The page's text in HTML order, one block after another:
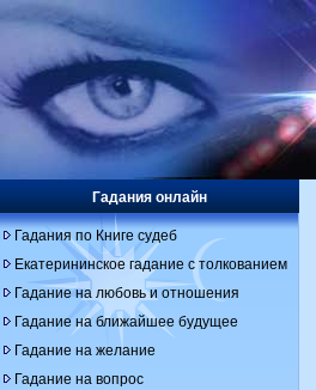
Гадания онлайн
Гадания по Книге судеб
Екатерининское гадание с толкованием
Гадание на любовь и отношения
Гадание на ближайшее будущее
Гадание на желание
Гадание на вопрос